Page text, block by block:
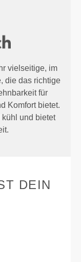
vielseitige, im
die das richtige
für
Komfort bietet.
und bietet
DEIN